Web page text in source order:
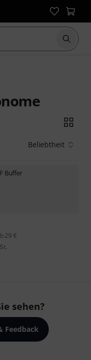
Suche
Beliebtheit
Buffer
29 €
sehen?
Feedback